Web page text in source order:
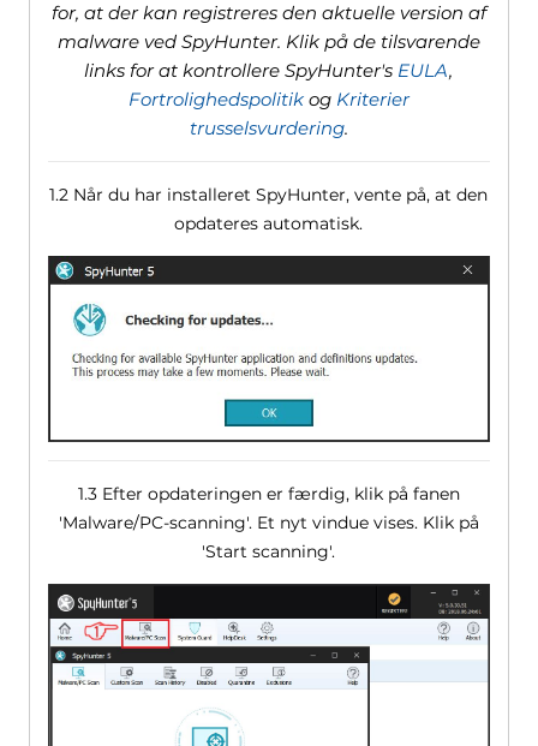
for, at der kan registreres den aktuelle version af
malware ved SpyHunter. Klik på de tilsvarende
links for at kontrollere SpyHunter's EULA,
Fortrolighedspolitikog Kriterier
trusselsvurdering.
1.2 Når du har installeret SpyHunter, vente på, at den
opdateres automatisk.
1.3 Efter opdateringen er færdig, klik på fanen
'Malware/PC-scanning'. Et nyt vindue vises. Klik på
'Start scanning'.